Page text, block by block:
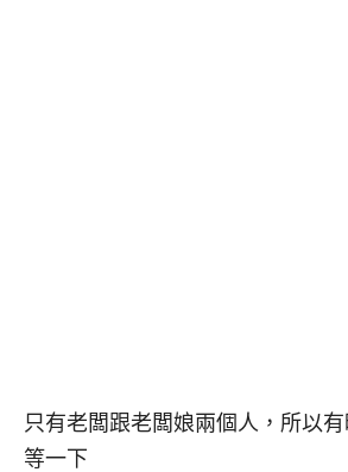
只有老闆跟老闆娘兩個人，所以
等一下